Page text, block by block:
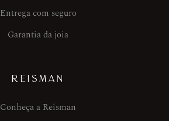
Entrega com seguro
Garantia da joia
REISMAN
Conheça a Reisman